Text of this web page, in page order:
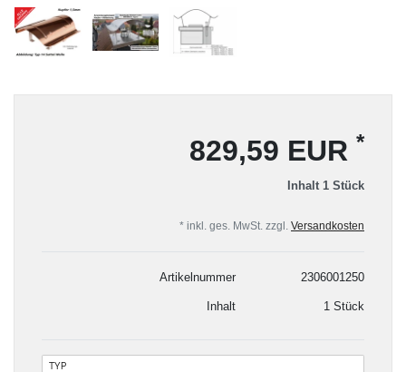
829,59 EUR *
Inhalt 1 Stück
* inkl. ges. MwSt. zzgl. Versandkosten
Artikelnummer 2306001250
Inhalt 1 Stück
TYP